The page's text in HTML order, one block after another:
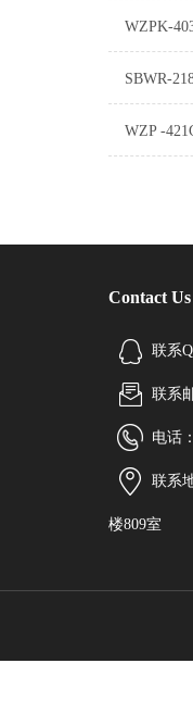
WZP -
Contact Us
联系
联系
电话
联系
楼809室